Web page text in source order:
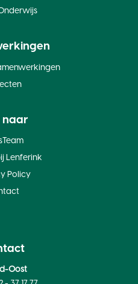
naar
Lenferink
Policy
Oost